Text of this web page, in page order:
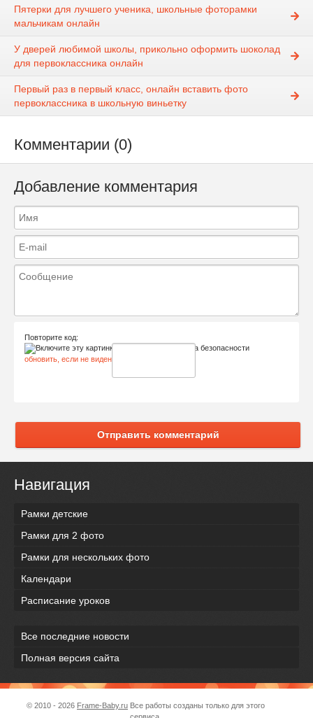
Пятерки для лучшего ученика, школьные фоторамки
мальчикам онлайн
У дверей любимой школы, прикольно оформить шоколад
для первоклассника онлайн
Первый раз в первый класс, онлайн вставить фото
первоклассника в школьную виньетку
Комментарии (0)
Добавление комментария
Повторите код:
обновить, если не виден код
Отправить комментарий
Навигация
Рамки детские
Рамки для 2 фото
Рамки для нескольких фото
Календари
Расписание уроков
Все последние новости
Полная версия сайта
© 2010 - 2026 Frame-Baby.ru Все работы созданы только для этого